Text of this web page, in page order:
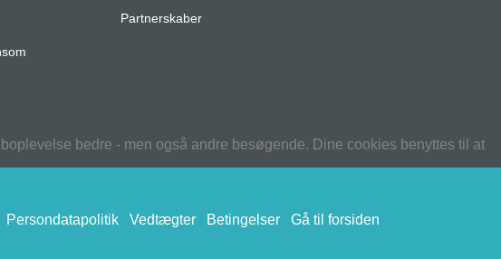
Partnerskaber
Gå til forsiden
Betingelser
Vedtægter
Persondatapolitik
bedre - men også andre besøgende. Dine cookies benyttes til at